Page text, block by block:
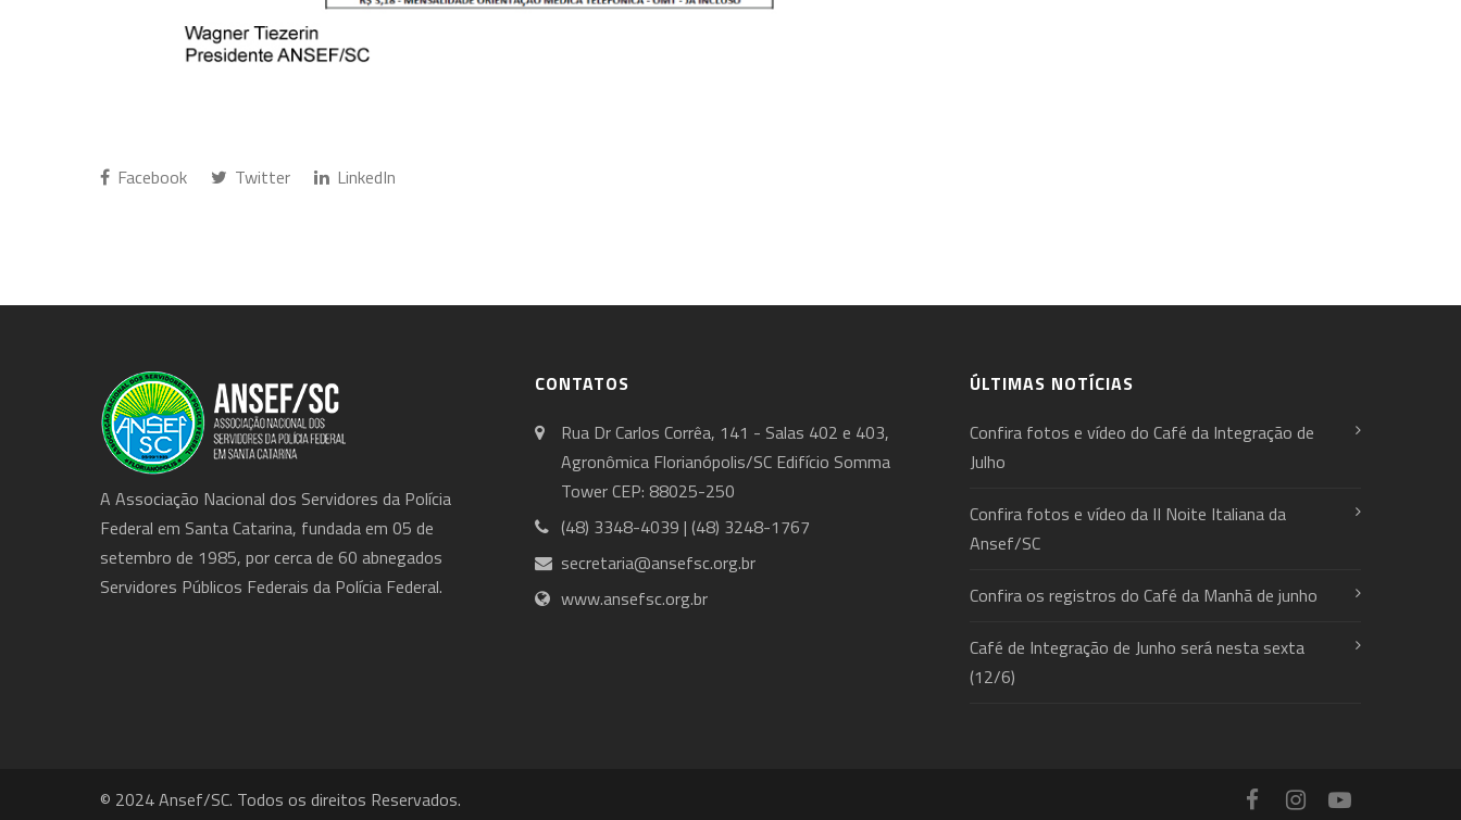
Facebook Twitter LinkedIn
A Associação Nacional dos Servidores da Polícia
Federal em Santa Catarina, fundada em 05 de
setembro de 1985, por cerca de 60 abnegados
Servidores Públicos Federais da Polícia Federal.
CONTATOS
Rua Dr Carlos Corrêa, 141 - Salas 402 e 403,
Agronômica Florianópolis/SC Edifício Somma
Tower CEP: 88025-250
(48) 3348-4039 | (48) 3248-1767
secretaria@ansefsc.org.br
www.ansefsc.org.br
ÚLTIMAS NOTÍCIAS
Confira fotos e vídeo do Café da Integração de
Julho
Confira fotos e vídeo da II Noite Italiana da
Ansef/SC
Confira os registros do Café da Manhã de junho
Café de Integração de Junho será nesta sexta
(12/6)
© 2024 Ansef/SC. Todos os direitos Reservados.